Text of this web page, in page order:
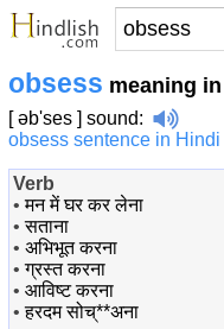
obsess meaning
[ əb'ses ] sound:
obsess sentence in Hindi
Verb
•मन में घर कर लेना
•सताना
• अभिभूत करना
•ग्रस्त करना
• आविष्ट करना
•हरदम सोच्**अना